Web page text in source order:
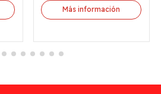
Más información